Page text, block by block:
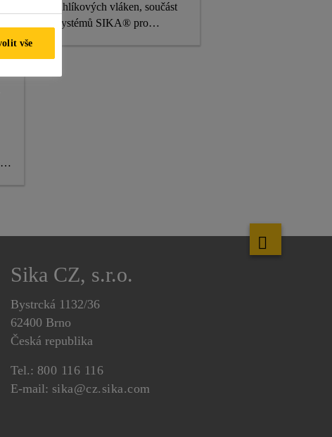
uhlíkových vláken, součást
systémů SIKA® pro
Sika CZ, s.r.o.
Bystrcká 1132/36
62400 Brno
Česká republika
Tel.: 800 116 116
E-mail: sika@cz.sika.com
vše